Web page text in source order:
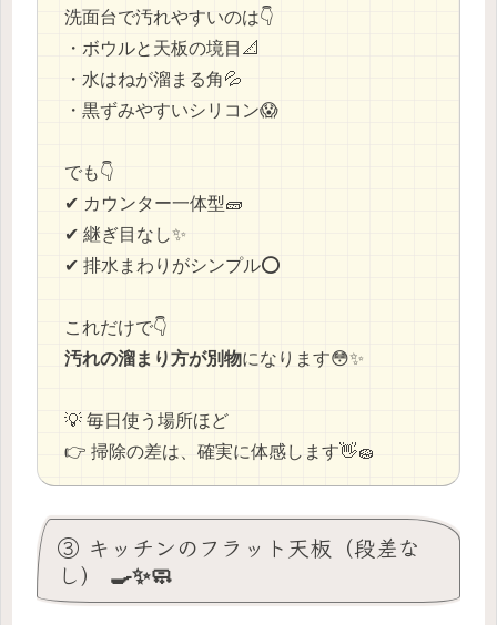
洗面台で汚れやすいのは👇
・ボウルと天板の境目📐
・水はねが溜まる角💦
・黒ずみやすいシリコン😱
でも👇
✔ カウンター一体型🧱
✔ 継ぎ目なし✨
✔ 排水まわりがシンプル⭕
これだけで👇
汚れの溜まり方が別物になります😳✨
💡 毎日使う場所ほど
👉 掃除の差は、確実に体感します👋🧽
③ キッチンのフラット天板（段差な
し） 🍳✨🧼